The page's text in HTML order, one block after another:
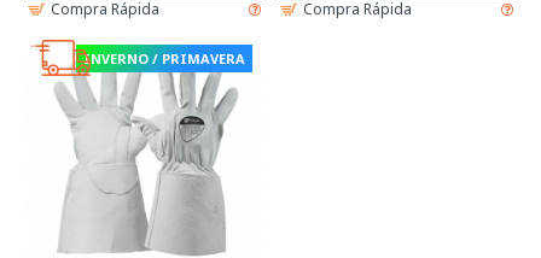
Compra Rápida Compra Rápida
INVERNO / PRIMAVERA